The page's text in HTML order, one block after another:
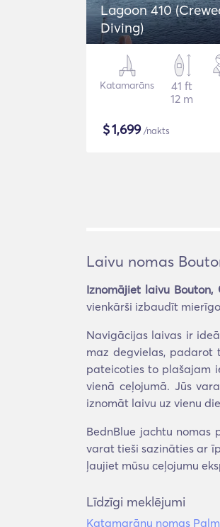
Lagoon 410
Diving)
Katamarāns
41 ft
12 m
$1,699/nakts
Laivu nomas
Iznomājiet laivu Bouton,
vienkārši izbaudīt
Navigācijas laivas ir
maz degvielas, padarot
pateicoties to plašajam
vienā ceļojumā. Jūs
iznomāt laivu uz vienu
BednBlue jachtu
varat tieši sazināties ar
ļaujiet mūsu ceļojumu
Līdzīgi meklējumi
Katamarānu nomas